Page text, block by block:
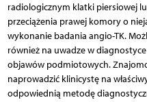
radiologicznym klatki piersiowej
przeciążenia prawej komory o
wykonanie badania angio-TK.
również na uwadze w
objawów podmiotowych.
naprowadzić klinicystę na
odpowiednią metodę